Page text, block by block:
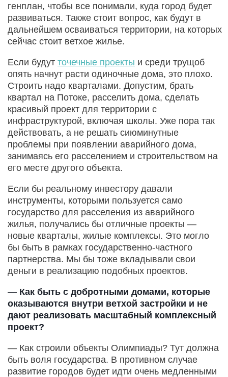
генплан, чтобы все понимали, куда город будет
развиваться. Также стоит вопрос, как будут в
дальнейшем осваиваться территории, на которых
сейчас стоит ветхое жилье.
Если будут точечные проекты и среди трущоб
опять начнут расти одиночные дома, это плохо.
Строить надо кварталами. Допустим, брать
квартал на Потоке, расселить дома, сделать
красивый проект для территории с
инфраструктурой, включая школы. Уже пора так
действовать, а не решать сиюминутные
проблемы при появлении аварийного дома,
занимаясь его расселением и строительством на
его месте другого объекта.
Если бы реальному инвестору давали
инструменты, которыми пользуется само
государство для расселения из аварийного
жилья, получались бы отличные проекты —
новые кварталы, жилые комплексы. Это могло
бы быть в рамках государственно-частного
партнерства. Мы бы тоже вкладывали свои
деньги в реализацию подобных проектов.
— Как быть с добротными домами, которые
оказываются внутри ветхой застройки и не
дают реализовать масштабный комплексный
проект?
— Как строили объекты Олимпиады? Тут должна
быть воля государства. В противном случае
развитие городов будет идти очень медленными